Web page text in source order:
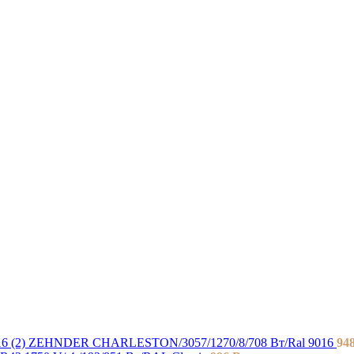
ZEHNDER CHARLESTON/3057/1270/8/708 Вт/Ral 9016